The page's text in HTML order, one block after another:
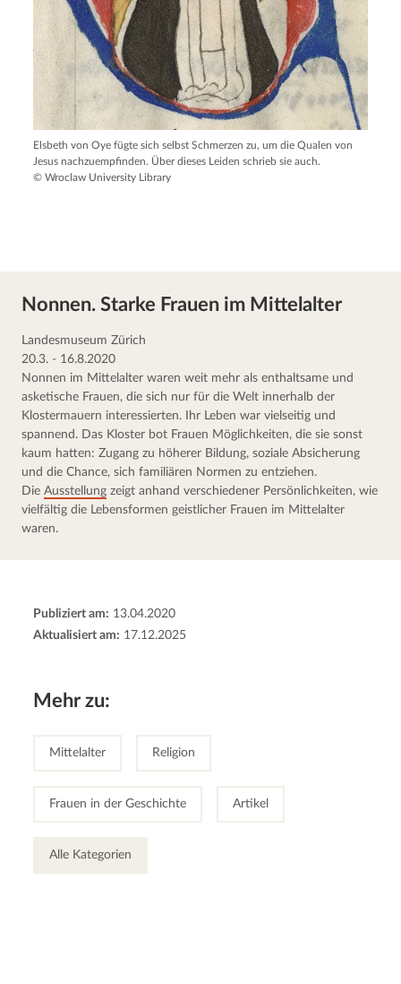
Elsbeth von Oye fügte sich selbst Schmerzen zu, um die Qualen von
Jesus nachzuempfinden. Über dieses Leiden schrieb sie auch.
© Wroclaw University Library
Nonnen. Starke Frauen im Mittelalter
Landesmuseum Zürich
20.3. - 16.8.2020
Nonnen im Mittelalter waren weit mehr als enthaltsame und
asketische Frauen, die sich nur für die Welt innerhalb der
Klostermauern interessierten. Ihr Leben war vielseitig und
spannend. Das Kloster bot Frauen Möglichkeiten, die sie sonst
kaum hatten: Zugang zu höherer Bildung, soziale Absicherung
und die Chance, sich familiären Normen zu entziehen.
Die Ausstellung zeigt anhand verschiedener Persönlichkeiten, wie
vielfältig die Lebensformen geistlicher Frauen im Mittelalter
waren.
Publiziert am: 13.04.2020
Aktualisiert am: 17.12.2025
Mehr zu:
Mittelalter Religion
Frauen in der Geschichte Artikel
Alle Kategorien